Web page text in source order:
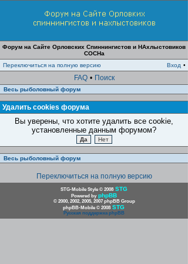
Форум на Сайте Орловских Спиннингистов и НАхлыстовиков
СОСНа
Переключиться на полную версию
Вход •
FAQ • Поиск
Весь рыболовный форум
Удалить cookies форума
Вы уверены, что хотите удалить все cookie,
установленные данным форумом?
Весь рыболовный форум
Переключиться на полную версию
STG-Mobile Style © 2008 STG
Powered by phpBB
© 2000, 2002, 2005, 2007 phpBB Group
phpBB-Mobile © 2008 STG
Русская поддержка phpBB